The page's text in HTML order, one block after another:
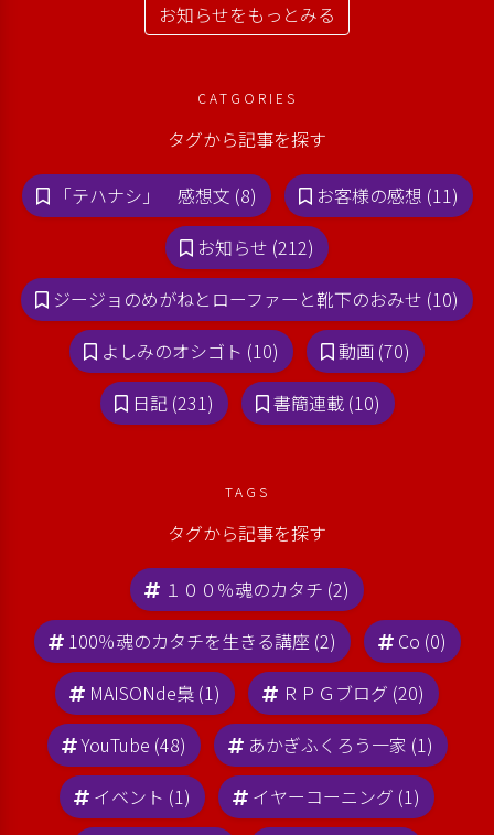
お知らせをもっとみる
CATGORIES
タグから記事を探す
「テハナシ」 感想文 (8)
お客様の感想 (11)
お知らせ (212)
ジージョのめがねとローファーと靴下のおみせ (10)
よしみのオシゴト (10)
動画 (70)
日記 (231)
書簡連載 (10)
TAGS
タグから記事を探す
１００％魂のカタチ (2)
100％魂のカタチを生きる講座 (2)
Co (0)
MAISONde梟 (1)
ＲＰＧブログ (20)
YouTube (48)
あかぎふくろう一家 (1)
イベント (1)
イヤーコーニング (1)